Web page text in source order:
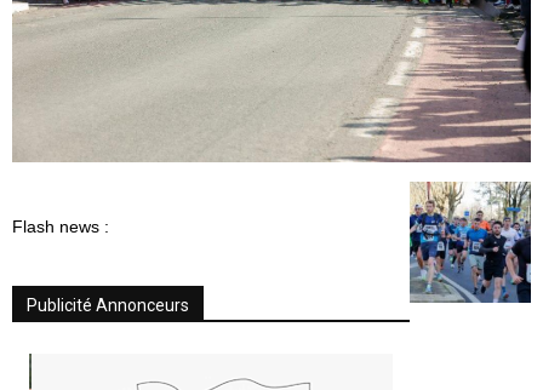
Flash news :
Publicité Annonceurs